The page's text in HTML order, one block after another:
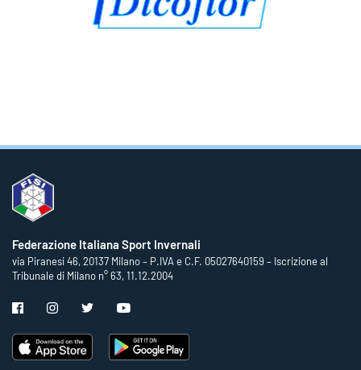
Federazione Italiana Sport Invernali
via Piranesi 46, 20137 Milano – P.IVA e C.F. 05027640159 – Iscrizione al
Tribunale di Milano n° 63, 11.12.2004